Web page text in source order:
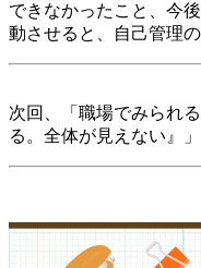
できなかったこと、今
動させると、自己管理
次回、
「職場でみられ
る。全体が見えない』」